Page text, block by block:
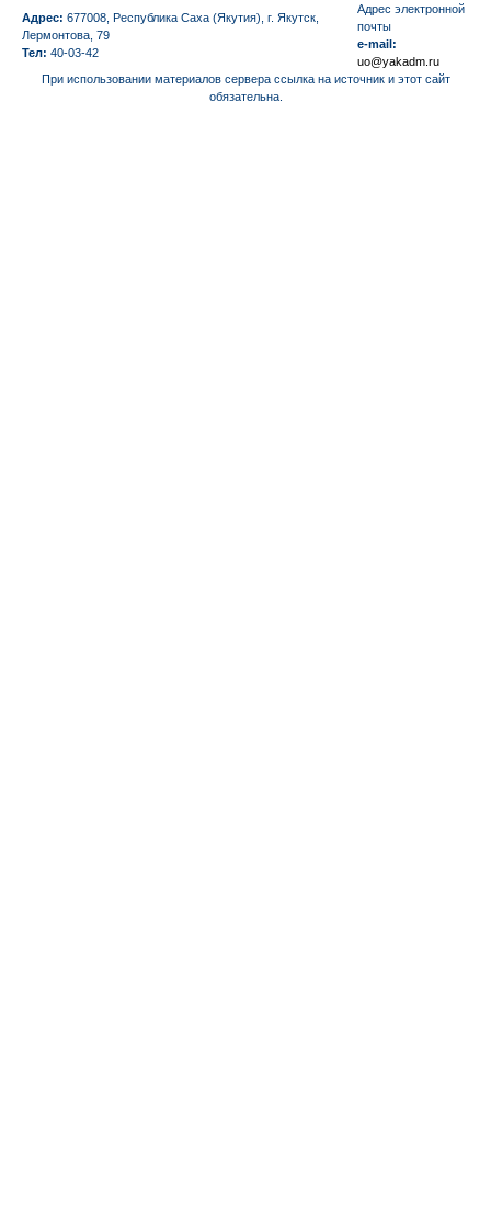
Адрес: 677008, Республика Саха (Якутия), г. Якутск,
Лермонтова, 79
Тел: 40-03-42
Aдрес электронной
почты
e-mail:
uo@yakadm.ru
При использовании материалов сервера ссылка на источник и этот сайт
обязательна.